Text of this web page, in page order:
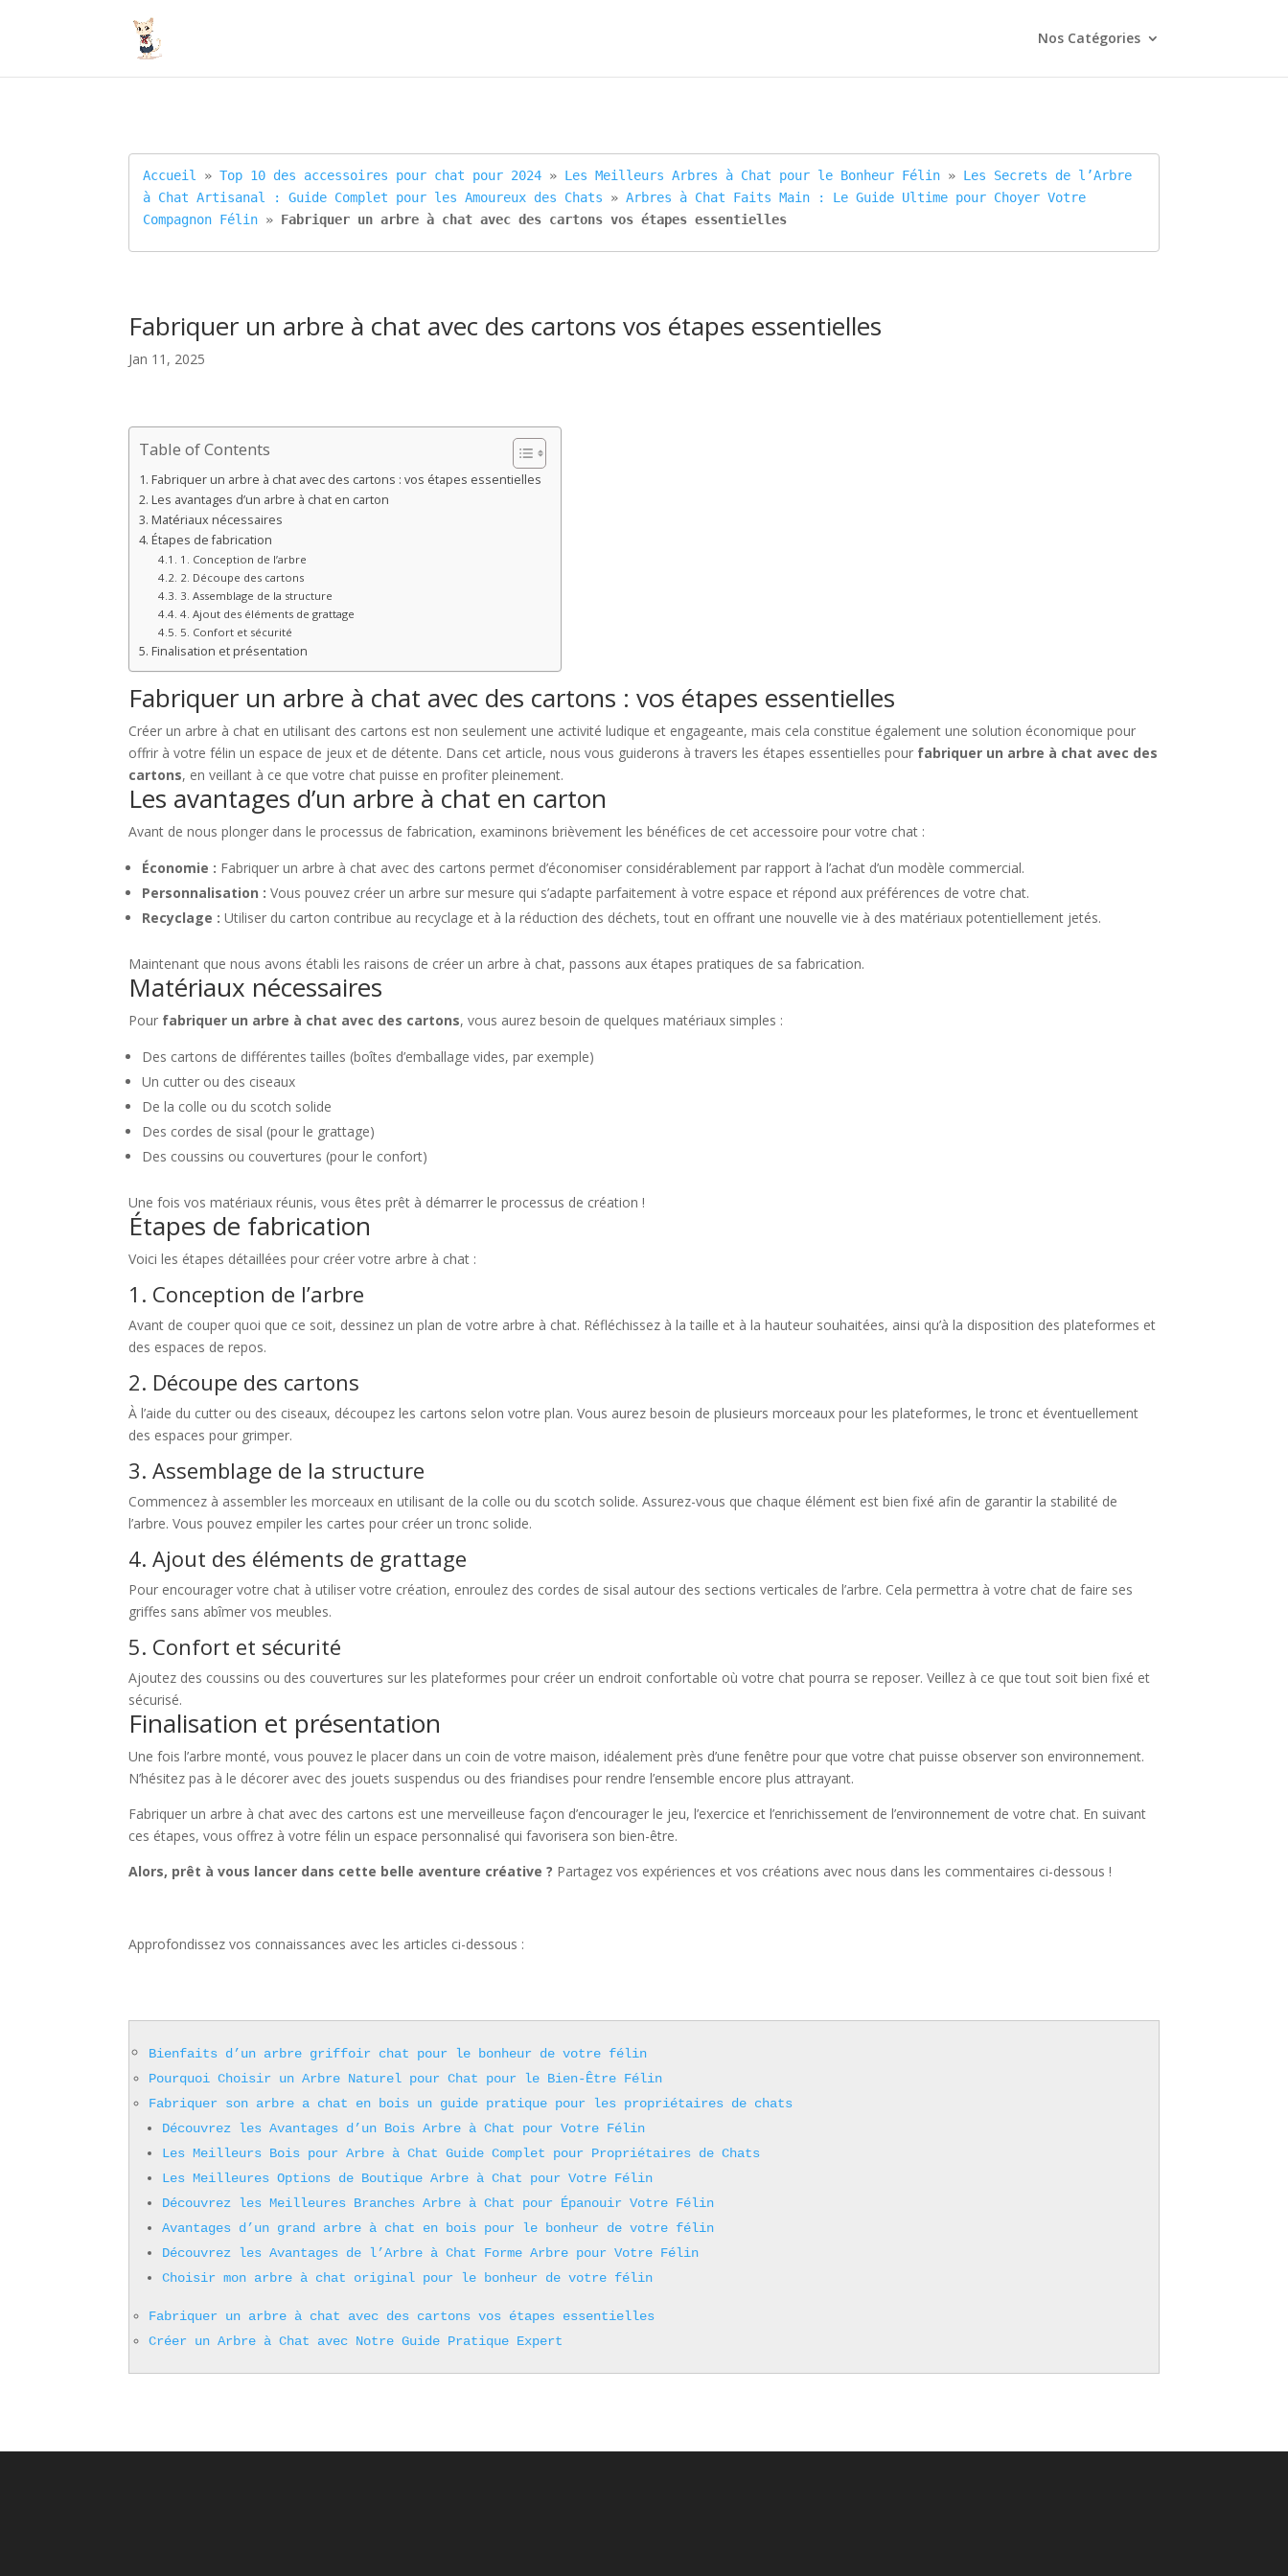
Nos Catégories
Accueil » Top 10 des accessoires pour chat pour 2024 » Les Meilleurs Arbres à Chat pour le Bonheur Félin » Les Secrets de l’Arbre
à Chat Artisanal : Guide Complet pour les Amoureux des Chats » Arbres à Chat Faits Main : Le Guide Ultime pour Choyer Votre
Compagnon Félin » Fabriquer un arbre à chat avec des cartons vos étapes essentielles
Fabriquer un arbre à chat avec des cartons vos étapes essentielles
Jan 11, 2025
Table of Contents
Fabriquer un arbre à chat avec des cartons : vos étapes essentielles
Les avantages d’un arbre à chat en carton
Matériaux nécessaires
Étapes de fabrication
1. Conception de l’arbre
2. Découpe des cartons
3. Assemblage de la structure
4. Ajout des éléments de grattage
5. Confort et sécurité
Finalisation et présentation
Fabriquer un arbre à chat avec des cartons : vos étapes essentielles
Créer un arbre à chat en utilisant des cartons est non seulement une activité ludique et engageante, mais cela constitue également une solution économique pour
offrir à votre félin un espace de jeux et de détente. Dans cet article, nous vous guiderons à travers les étapes essentielles pour fabriquer un arbre à chat avec des
cartons, en veillant à ce que votre chat puisse en profiter pleinement.
Les avantages d’un arbre à chat en carton
Avant de nous plonger dans le processus de fabrication, examinons brièvement les bénéfices de cet accessoire pour votre chat :
Économie : Fabriquer un arbre à chat avec des cartons permet d’économiser considérablement par rapport à l’achat d’un modèle commercial.
Personnalisation :Vous pouvez créer un arbre sur mesure qui s’adapte parfaitement à votre espace et répond aux préférences de votre chat.
Recyclage :Utiliser du carton contribue au recyclage et à la réduction des déchets, tout en offrant une nouvelle vie à des matériaux potentiellement jetés.
Maintenant que nous avons établi les raisons de créer un arbre à chat, passons aux étapes pratiques de sa fabrication.
Matériaux nécessaires
Pour fabriquer un arbre à chat avec des cartons, vous aurez besoin de quelques matériaux simples :
Des cartons de différentes tailles (boîtes d’emballage vides, par exemple)
Un cutter ou des ciseaux
De la colle ou du scotch solide
Des cordes de sisal (pour le grattage)
Des coussins ou couvertures (pour le confort)
Une fois vos matériaux réunis, vous êtes prêt à démarrer le processus de création !
Étapes de fabrication
Voici les étapes détaillées pour créer votre arbre à chat :
1. Conception de l’arbre
Avant de couper quoi que ce soit, dessinez un plan de votre arbre à chat. Réfléchissez à la taille et à la hauteur souhaitées, ainsi qu’à la disposition des plateformes et
des espaces de repos.
2. Découpe des cartons
À l’aide du cutter ou des ciseaux, découpez les cartons selon votre plan. Vous aurez besoin de plusieurs morceaux pour les plateformes, le tronc et éventuellement
des espaces pour grimper.
3. Assemblage de la structure
Commencez à assembler les morceaux en utilisant de la colle ou du scotch solide. Assurez-vous que chaque élément est bien fixé afin de garantir la stabilité de
l’arbre. Vous pouvez empiler les cartes pour créer un tronc solide.
4. Ajout des éléments de grattage
Pour encourager votre chat à utiliser votre création, enroulez des cordes de sisal autour des sections verticales de l’arbre. Cela permettra à votre chat de faire ses
griffes sans abîmer vos meubles.
5. Confort et sécurité
Ajoutez des coussins ou des couvertures sur les plateformes pour créer un endroit confortable où votre chat pourra se reposer. Veillez à ce que tout soit bien fixé et
sécurisé.
Finalisation et présentation
Une fois l’arbre monté, vous pouvez le placer dans un coin de votre maison, idéalement près d’une fenêtre pour que votre chat puisse observer son environnement.
N’hésitez pas à le décorer avec des jouets suspendus ou des friandises pour rendre l’ensemble encore plus attrayant.
Fabriquer un arbre à chat avec des cartons est une merveilleuse façon d’encourager le jeu, l’exercice et l’enrichissement de l’environnement de votre chat. En suivant
ces étapes, vous offrez à votre félin un espace personnalisé qui favorisera son bien-être.
Alors, prêt à vous lancer dans cette belle aventure créative ? Partagez vos expériences et vos créations avec nous dans les commentaires ci-dessous !
Approfondissez vos connaissances avec les articles ci-dessous :
Bienfaits d’un arbre griffoir chat pour le bonheur de votre félin
Pourquoi Choisir un Arbre Naturel pour Chat pour le Bien-Être Félin
Fabriquer son arbre a chat en bois un guide pratique pour les propriétaires de chats
Découvrez les Avantages d’un Bois Arbre à Chat pour Votre Félin
Les Meilleurs Bois pour Arbre à Chat Guide Complet pour Propriétaires de Chats
Les Meilleures Options de Boutique Arbre à Chat pour Votre Félin
Découvrez les Meilleures Branches Arbre à Chat pour Épanouir Votre Félin
Avantages d’un grand arbre à chat en bois pour le bonheur de votre félin
Découvrez les Avantages de l’Arbre à Chat Forme Arbre pour Votre Félin
Choisir mon arbre à chat original pour le bonheur de votre félin
Fabriquer un arbre à chat avec des cartons vos étapes essentielles
Créer un Arbre à Chat avec Notre Guide Pratique Expert